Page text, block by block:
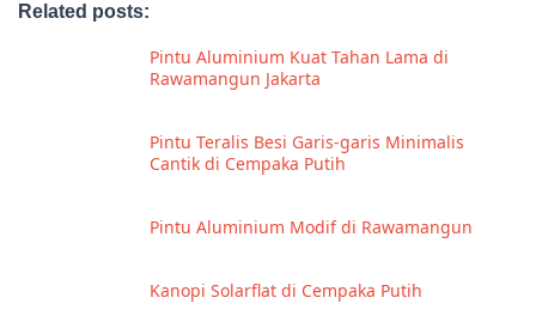
Related posts:
Pintu Aluminium Kuat Tahan Lama di
Rawamangun Jakarta
Pintu Teralis Besi Garis-garis Minimalis
Cantik di Cempaka Putih
Pintu Aluminium Modif di Rawamangun
Kanopi Solarflat di Cempaka Putih